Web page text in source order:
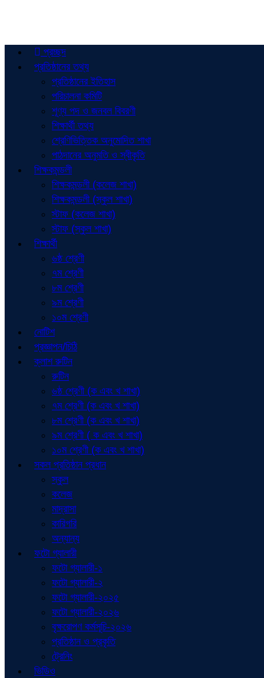
প্রচ্ছদ
প্রতিষ্ঠানের তথ্য
প্রতিষ্ঠানের ইতিহাস
পরিচালনা কমিটি
শূণ্য পদ ও জনবল বিবরণী
শিক্ষার্থী তথ্য
শ্রেণিভিত্তিক অনুমোদিত শাখা
পাঠদানের অনুমতি ও স্বীকৃতি
শিক্ষকমন্ডলী
শিক্ষকমন্ডলী (কলেজ শাখা)
শিক্ষকমন্ডলী (স্কুল শাখা)
স্টাফ (কলেজ শাখা)
স্টাফ (স্কুল শাখা)
শিক্ষার্থী
৬ষ্ঠ শ্রেণী
৭ম শ্রেণী
৮ম শ্রেণী
৯ম শ্রেণী
১০ম শ্রেণী
নোটিশ
প্রজ্ঞাপন/চিঠি
ক্লাশ রুটিন
রুটিন
৬ষ্ঠ শ্রেণী (ক এবং খ শাখা)
৭ম শ্রেণী (ক এবং খ শাখা)
৮ম শ্রেণী (ক এবং খ শাখা)
৯ম শ্রেণী ( ক এবং খ শাখা)
১০ম শ্রেণী (ক এবং খ শাখা)
সকল প্রতিষ্ঠান প্রধান
স্কুল
কলেজ
মাদ্রাসা
কারিগরি
অন্যান্য
ফটো গ্যালারী
ফটো গ্যালারী-১
ফটো গ্যালারী-২
ফটো গ্যালারী-২০২৫
ফটো গ্যালারী-২০২৬
বৃক্ষরোপণ কর্মসূচি-২০২৬
প্রতিষ্ঠান ও প্রকৃতি
ট্রেনিং
ভিডিও